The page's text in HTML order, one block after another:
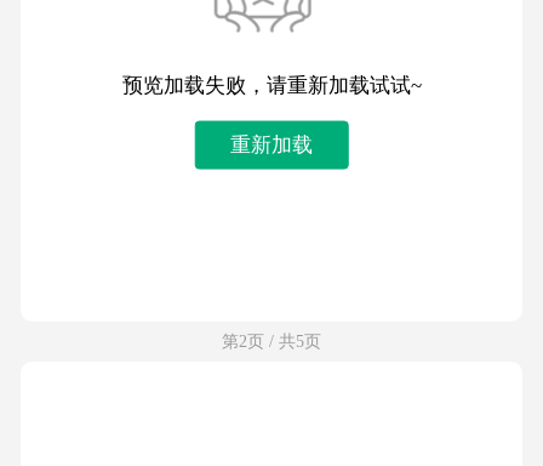
预览加载失败，请重新加载试试~
重新加载
第2页 / 共5页